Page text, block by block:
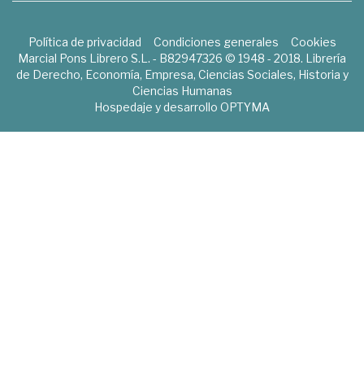
Política de privacidad Condiciones generales
Cookies
Marcial Pons Librero S.L. - B82947326 © 1948 - 2018. Librería
de Derecho, Economía, Empresa, Ciencias Sociales, Historia y
Ciencias Humanas
Hospedaje y desarrollo OPTYMA